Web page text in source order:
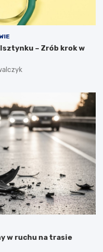
– Zrób krok w
w ruchu na trasie